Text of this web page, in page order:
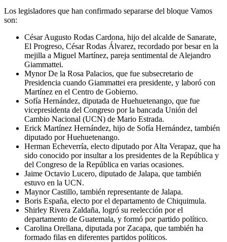
Los legisladores que han confirmado separarse del bloque Vamos
son:
César Augusto Rodas Cardona, hijo del alcalde de Sanarate,
El Progreso, César Rodas Álvarez, recordado por besar en la
mejilla a Miguel Martínez, pareja sentimental de Alejandro
Giammattei.
Mynor De la Rosa Palacios, que fue subsecretario de
Presidencia cuando Giammattei era presidente, y laboró con
Martínez en el Centro de Gobierno.
Sofía Hernández, diputada de Huehuetenango, que fue
vicepresidenta del Congreso por la bancada Unión del
Cambio Nacional (UCN) de Mario Estrada.
Erick Martínez Hernández, hijo de Sofía Hernández, también
diputado por Huehuetenango.
Herman Echeverría, electo diputado por Alta Verapaz, que ha
sido conocido por insultar a los presidentes de la República y
del Congreso de la República en varias ocasiones.
Jaime Octavio Lucero, diputado de Jalapa, que también
estuvo en la UCN.
Maynor Castillo, también representante de Jalapa.
Boris España, electo por el departamento de Chiquimula.
Shirley Rivera Zaldaña, logró su reelección por el
departamento de Guatemala, y formó por partido político.
Carolina Orellana, diputada por Zacapa, que también ha
formado filas en diferentes partidos políticos.